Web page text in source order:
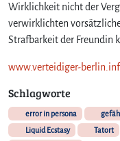
Wirklichkeit nicht der
verwirklichten
Strafbarkeit der Freundin
www.verteidiger-
Schlagworte
error in persona
Liquid Ecstasy
Tatort